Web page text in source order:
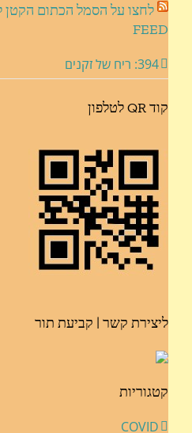
FEED
394: ריח של זקנים
קוד QR לטלפון
ליצירת קשר | קביעת תור
קטגוריות
COVID